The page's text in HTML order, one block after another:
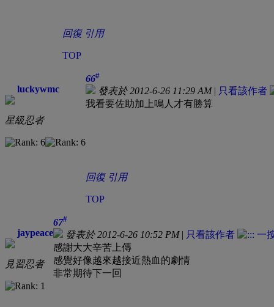
回復 引用
TOP
luckywmc
星級忍者
66#
發表於 2012-6-26 11:29 AM| 只看該作者
我看要佐助加上鳴人才有勝算
回復 引用
TOP
jaypeace
見習忍者
67#
發表於 2012-6-26 10:52 PM| 只看該作者
感謝大大辛苦上傳
感覺好像越來越接近熱血的劇情
非常期待下一回